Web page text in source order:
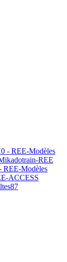
- REE-Modèles
REE
REE-Modèles
ACCESS